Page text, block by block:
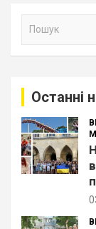
Останні